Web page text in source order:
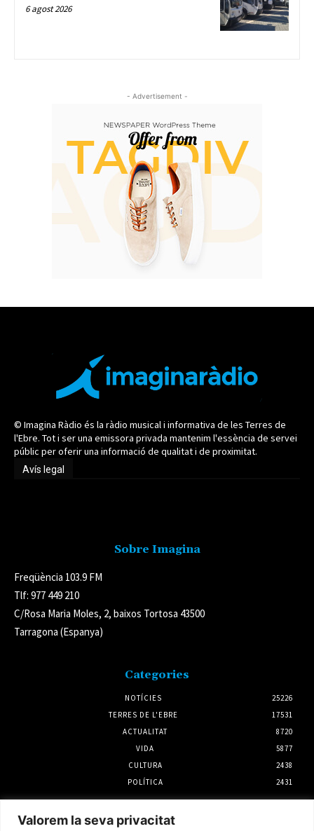
Valorem la seva privacitat
6 agost 2026
- Advertisement -
© Imagina Ràdio és la ràdio musical i informativa de les Terres de
l'Ebre. Tot i ser una emissora privada mantenim l'essència de servei
públic per oferir una informació de qualitat i de proximitat.
Avís legal
Sobre Imagina
Freqüència 103.9 FM
Tlf: 977 449 210
C/Rosa Maria Moles, 2, baixos Tortosa 43500
Tarragona (Espanya)
Categories
NOTÍCIES
25226
TERRES DE L'EBRE
17531
ACTUALITAT
8720
VIDA
5877
CULTURA
2438
POLÍTICA
2431